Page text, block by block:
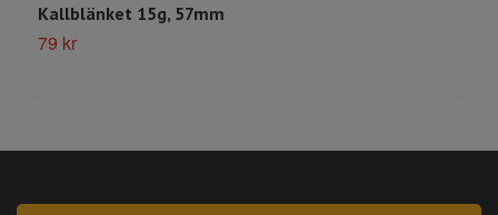
Kallblänket 15g, 57mm
79 kr